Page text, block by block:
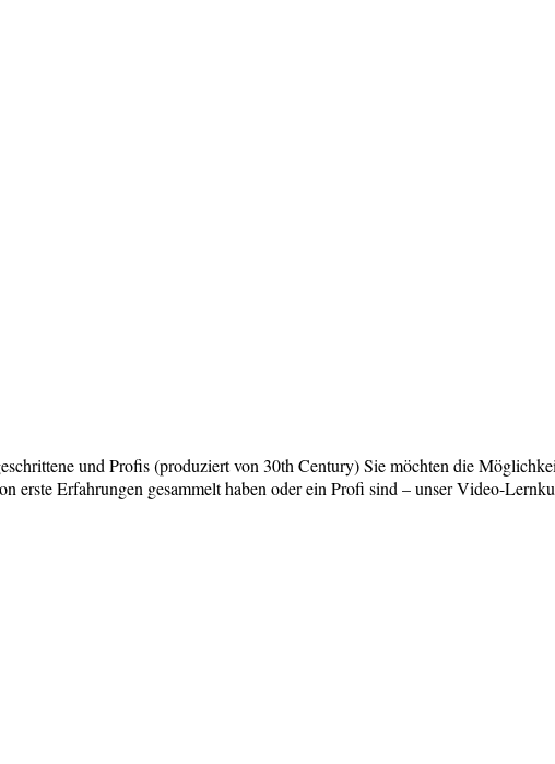
und Profis (produziert von 30th Century) Sie möchten die
erste Erfahrungen gesammelt haben oder ein Profi sind – unser Video-